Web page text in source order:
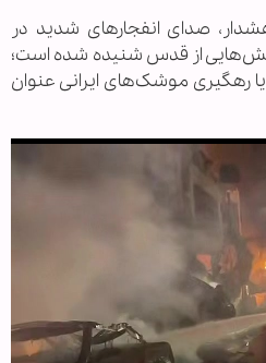
صدای انفجارهای شدید در
از قدس شنیده شده است؛
یا رهگیری موشک‌های ایرانی عنوان